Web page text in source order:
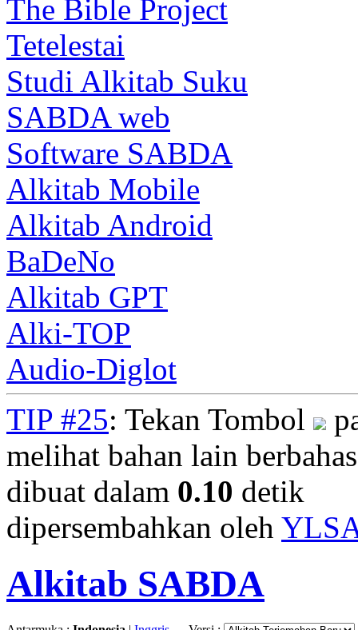
The Bible Project
Tetelestai
Studi Alkitab Suku
SABDA web
Software SABDA
Alkitab Mobile
Alkitab Android
BaDeNo
Alkitab GPT
Alki-TOP
Audio-Diglot
TIP #25: Tekan Tombol
melihat bahan lain
dibuat dalam 0.10 detik
dipersembahkan oleh
Alkitab SABDA